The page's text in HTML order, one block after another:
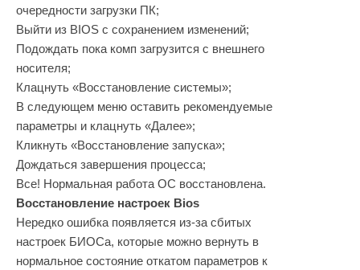
очередности загрузки ПК;
Выйти из BIOS с сохранением изменений;
Подождать пока комп загрузится с внешнего
носителя;
Клацнуть «Восстановление системы»;
В следующем меню оставить рекомендуемые
параметры и клацнуть «Далее»;
Кликнуть «Восстановление запуска»;
Дождаться завершения процесса;
Все! Нормальная работа ОС восстановлена.
Восстановление настроек Bios
Нередко ошибка появляется из-за сбитых
настроек БИОСа, которые можно вернуть в
нормальное состояние откатом параметров к